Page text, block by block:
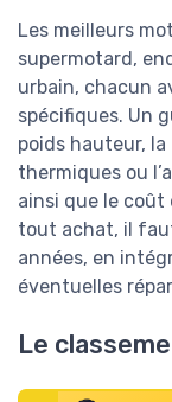
Les meilleurs
supermotard,
urbain, chacun
spécifiques. Un
poids hauteur,
thermiques ou
ainsi que le coût
tout achat, il
années, en
éventuelles
Le